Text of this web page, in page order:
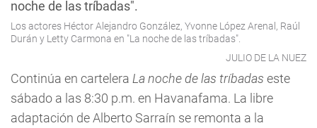
Los actores Héctor Alejandro González, Yvonne López Arenal, Raúl
Durán y Letty Carmona en "La noche de las tríbadas".
JULIO DE LA NUEZ
Continúa en cartelera La noche de las tríbadas este
sábado a las 8:30 p.m. en Havanafama. La libre
adaptación de Alberto Sarraín se remonta a la